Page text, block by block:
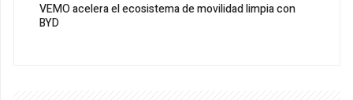
VEMO acelera el ecosistema de movilidad limpia con
BYD